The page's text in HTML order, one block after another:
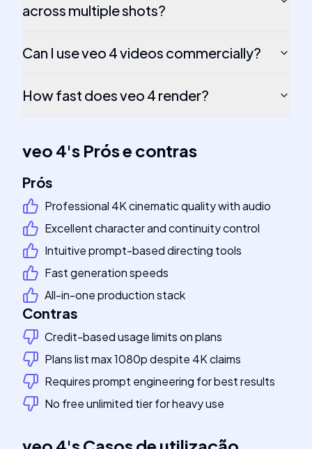
across multiple shots?
Can I use veo 4 videos commercially?
How fast does veo 4 render?
veo 4's Prós e contras
Prós
Professional 4K cinematic quality with audio
Excellent character and continuity control
Intuitive prompt-based directing tools
Fast generation speeds
All-in-one production stack
Contras
Credit-based usage limits on plans
Plans list max 1080p despite 4K claims
Requires prompt engineering for best results
No free unlimited tier for heavy use